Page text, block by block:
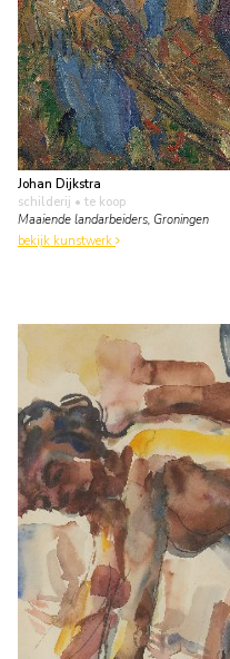
Johan Dijkstra
schilderij • te koop
Maaiende landarbeiders, Groningen
bekijk kunstwerk